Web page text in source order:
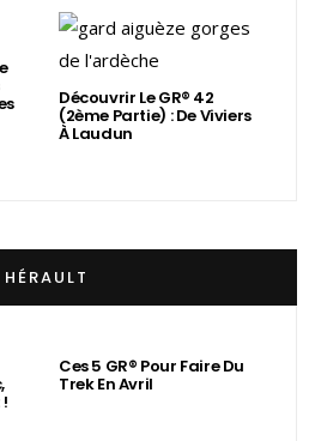
Découvrir Le GR® 42
(2ème Partie) : De Viviers
À Laudun
HÉRAULT
Ces 5 GR® Pour Faire Du
Trek En Avril